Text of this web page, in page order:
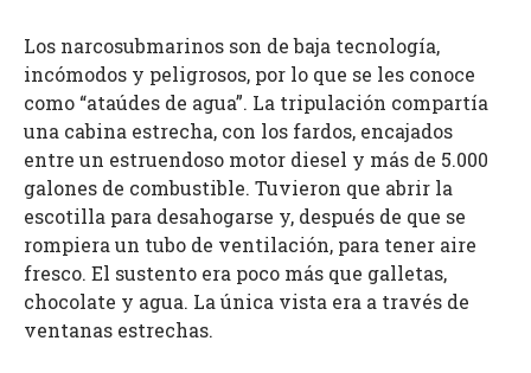
Los narcosubmarinos son de baja tecnología,
incómodos y peligrosos, por lo que se les conoce
como “ataúdes de agua”. La tripulación compartía
una cabina estrecha, con los fardos, encajados
entre un estruendoso motor diesel y más de 5.000
galones de combustible. Tuvieron que abrir la
escotilla para desahogarse y, después de que se
rompiera un tubo de ventilación, para tener aire
fresco. El sustento era poco más que galletas,
chocolate y agua. La única vista era a través de
ventanas estrechas.